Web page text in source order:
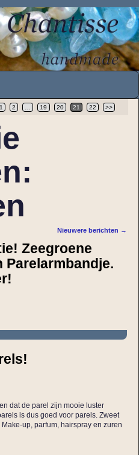
1 2 19 20 21 22 >>
Nieuwere berichten →
Zeegroene
Parelarmbandje.
dat de parel zijn mooie luster
is dus goed voor parels. Zweet
up, parfum, hairspray en zuren